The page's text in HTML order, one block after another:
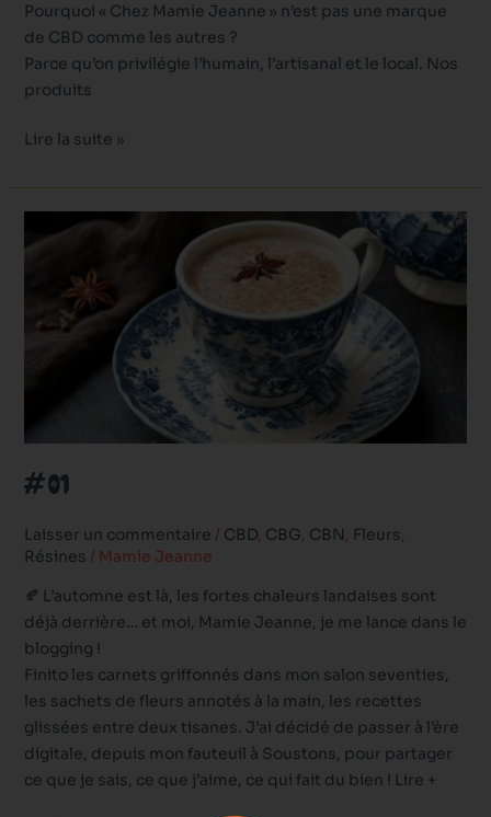
Pourquoi « Chez Mamie Jeanne » n’est pas une marque
de CBD comme les autres ?
Parce qu’on privilégie l’humain, l’artisanal et le local. Nos
produits
Lire la suite »
#01
Laisser un commentaire / CBD, CBG CBN Fleurs
Résines / Mamie Jeanne
🍂 L’automne est là, les fortes chaleurs landaises sont
déjà derrière… et moi, Mamie Jeanne, je me lance dans le
blogging !
Finito les carnets griffonnés dans mon salon seventies,
les sachets de fleurs annotés à la main, les recettes
glissées entre deux tisanes. J’ai décidé de passer à l’ère
digitale, depuis mon fauteuil à Soustons, pour partager
ce que je sais, ce que j’aime, ce qui fait du bien ! Lire +